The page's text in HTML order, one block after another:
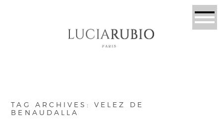
TAG ARCHIVES:VELEZ DE
BENAUDALLA